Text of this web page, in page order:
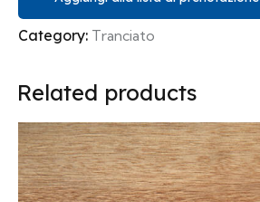
Category: Tranciato
Related products